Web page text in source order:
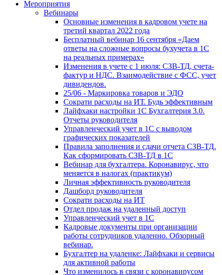
Мероприятия
Вебинары
Основные изменения в кадровом учете на
третий квартал 2022 года
Бесплатный вебинар 16 сентября «Даем
ответы на сложные вопросы бухучета в 1С
на реальных примерах»
Изменения в учете с 1 июля: СЗВ-ТД, счета-
фактур и НДС. Взаимодействие с ФСС, учет
дивидендов.
25/06 - Маркировка товаров и ЭДО
Сократи расходы на ИТ. Будь эффективным
Лайфхаки настройки 1С Бухгалтерия 3.0.
Отчеты руководителя
Управленческий учет в 1С с выводом
графических показателей
Правила заполнения и сдачи отчета СЗВ-ТД.
Как сформировать СЗВ-ТД в 1С
Вебинар для бухгалтера. Коронавирус, что
меняется в налогах (практикум)
Личная эффективность руководителя
Дашборд руководителя
Сократи расходы на ИТ
Отдел продаж на удаленный доступ
Управленческий учет в 1С
Кадровые документы при организации
работы сотрудников удаленно. Обзорный
вебинар.
Бухгалтер на удаленке: Лайфхаки и сервисы
для активной работы
Что изменилось в связи с коронавирусом